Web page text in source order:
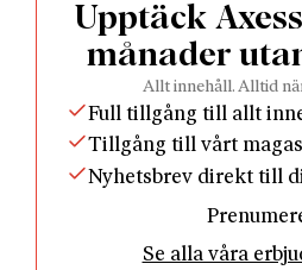
stadsutveckling idag. Hon
viktiga städer var för
Städerna är inte bara platser
konsumtion utan arenor för
kunskap. Det är städerna
är den viktigaste enheten att
tillväxt, arbetsmarknad,
faktorer som til syvende og
Upptäck
månader
Allt innehåll. Alltid
Full tillgång till allt
Tillgång till vårt
Nyhetsbrev direkt till
Se alla våra